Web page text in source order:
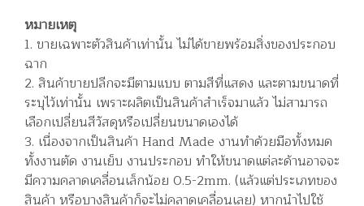
หมายเหตุ
1. ขายเฉพาะตัวสินค้าเท่านั้น ไม่ได้ขายพร้อมสิ่งของประกอบ
ฉาก
2. สินค้าขายปลีกจะมีตามแบบ ตามสีที่แสดง และตามขนาดที่
ระบุไว้เท่านั้น เพราะผลิตเป็นสินค้าสำเร็จมาแล้ว ไม่สามารถ
เลือกเปลี่ยนสีวัสดุหรือเปลี่ยนขนาดเองได้
3. เนื่องจากเป็นสินค้า Hand Made งานทำด้วยมือทั้งหมด
ทั้งงานตัด งานเย็บ งานประกอบ ทำให้ขนาดแต่ละด้านอาจจะ
มีความคลาดเคลื่อนเล็กน้อย 0.5-2mm. (แล้วแต่ประเภทของ
สินค้า หรือบางสินค้าก็จะไม่คลาดเคลื่อนเลย) หากนำไปใช้